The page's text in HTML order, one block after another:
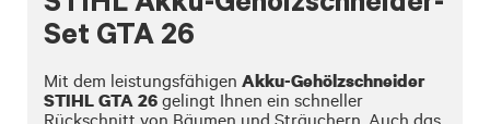
Set GTA 26
Mit dem leistungsfähigen Akku-Gehölzschneider
STIHL GTA 26 gelingt Ihnen ein schneller